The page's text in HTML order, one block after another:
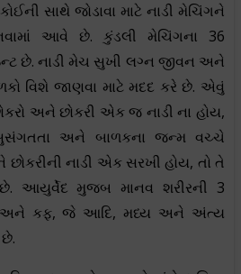
સાથે જોડાવા માટે નાડી મેચિંગને
આવે છે. કુંડલી મેચિંગના 36
છે. નાડી મેચ સુખી લગ્ન જીવન અને
વિશે જાણવા માટે મદદ કરે છે. એવું
અને છોકરી એક જ નાડી ના હોય,
અને બાળકના જન્મ વચ્ચે
નાડી એક સરખી હોય, તો તે
આયુર્વેદ મુજબ માનવ શરીરની 3
અને કફ, જે આદિ, મધ્ય અને અંત્ય